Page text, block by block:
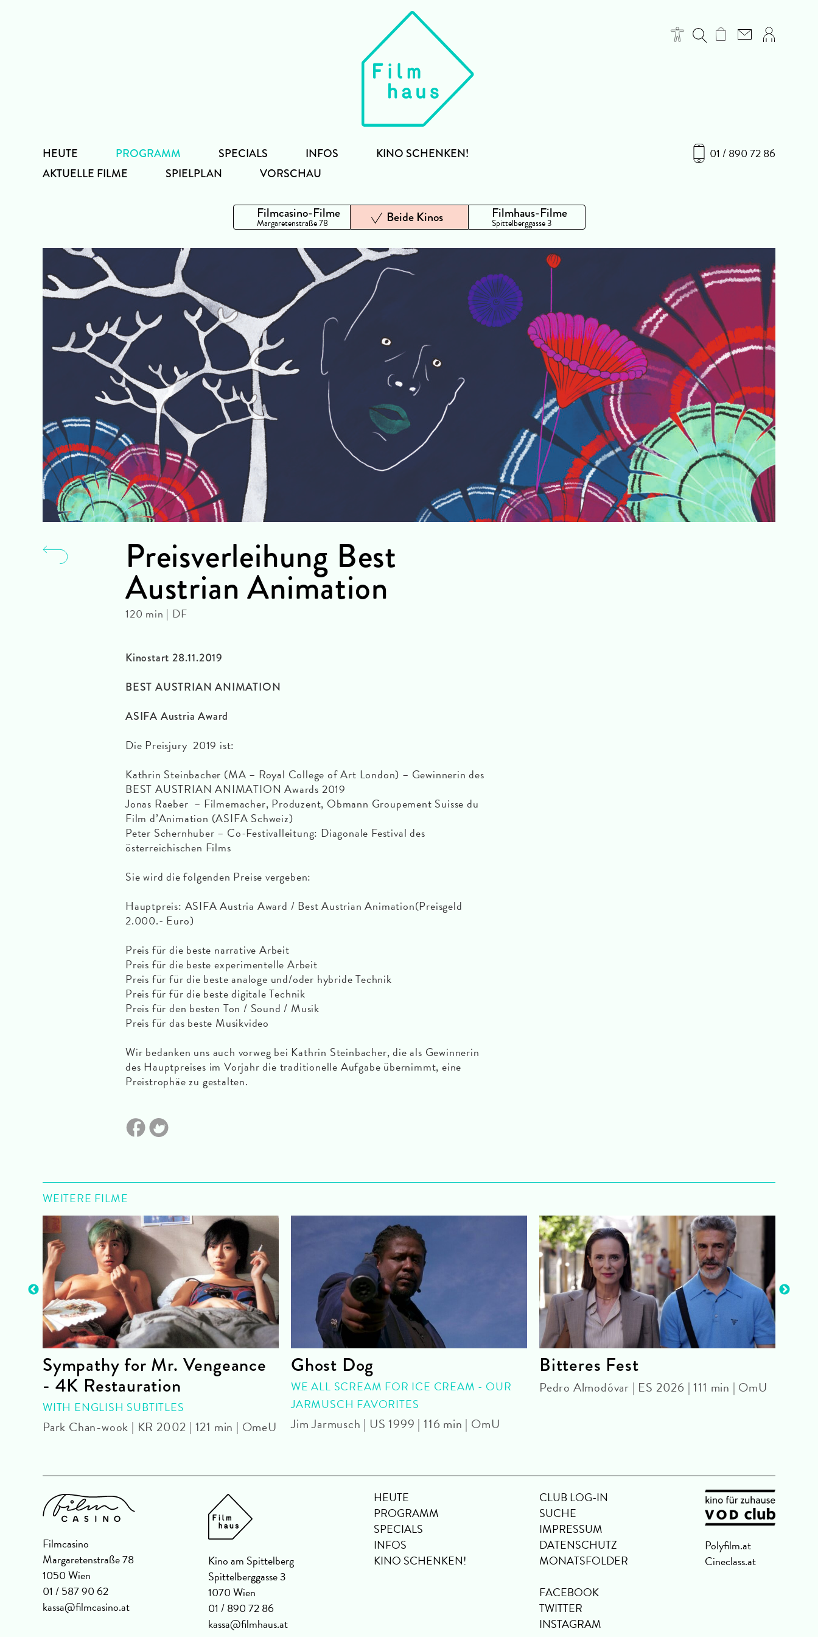
01 / 890 72 86
HEUTE
PROGRAMM
AKTUELLE FILME
SPIELPLAN VORSCHAU
SPECIALS INFOS KINO SCHENKEN!
Filmcasino-Filme
Margaretenstraße 78 Beide Kinos Filmhaus-Filme
Spittelberggasse 3
Preisverleihung Best
Austrian Animation
120 min | DF
Kinostart 28.11.2019
BEST AUSTRIAN ANIMATION
ASIFA Austria Award
Die Preisjury 2019 ist:
Kathrin Steinbacher (MA – Royal College of Art London) – Gewinnerin des
BEST AUSTRIAN ANIMATION Awards 2019
Jonas Raeber – Filmemacher, Produzent, Obmann Groupement Suisse du
Film d’Animation (ASIFA Schweiz)
Peter Schernhuber – Co-Festivalleitung: Diagonale Festival des
österreichischen Films
Sie wird die folgenden Preise vergeben:
Hauptpreis: ASIFA Austria Award / Best Austrian Animation(Preisgeld
2.000.- Euro)
Preis für die beste narrative Arbeit
Preis für die beste experimentelle Arbeit
Preis für für die beste analoge und/oder hybride Technik
Preis für für die beste digitale Technik
Preis für den besten Ton / Sound / Musik
Preis für das beste Musikvideo
Wir bedanken uns auch vorweg bei Kathrin Steinbacher, die als Gewinnerin
des Hauptpreises im Vorjahr die traditionelle Aufgabe übernimmt, eine
Preistrophäe zu gestalten.
WEITERE FILME
Sympathy for Mr. Vengeance
- 4K Restauration
WITH ENGLISH SUBTITLES
Park Chan-wook | KR 2002 | 121 min | OmeU
Ghost Dog
WE ALL SCREAM FOR ICE CREAM - OUR
JARMUSCH FAVORITES
Jim Jarmusch | US 1999 | 116 min | OmU
Bitteres Fest
Pedro Almodóvar | ES 2026 | 111 min | OmU
Filmcasino
Margaretenstraße 78
1050 Wien
01 / 587 90 62
kassa@filmcasino.at
Kino am Spittelberg
Spittelberggasse 3
1070 Wien
01 / 890 72 86
kassa@filmhaus.at
HEUTE
PROGRAMM
SPECIALS
INFOS
KINO SCHENKEN!
CLUB LOG-IN
SUCHE
IMPRESSUM
DATENSCHUTZ
MONATSFOLDER
FACEBOOK
TWITTER
INSTAGRAM
Polyfilm.at
Cineclass.at